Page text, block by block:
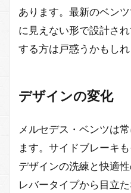
あります。最新のベン
に見えない形で設計さ
する方は戸惑うかもしれ
デザインの変化
メルセデス・ベンツは
ます。サイドブレーキ
デザインの洗練と快適
レバータイプから目立